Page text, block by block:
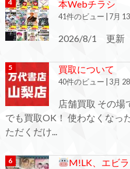
本Webチラシ
41件のビュー 7月
2026/8/1 更新
買取について
40件のビュー 3月
店舗買取 その場
でも買取OK！ 使わなくなっ
ただくだけ...
M!LK、エビ